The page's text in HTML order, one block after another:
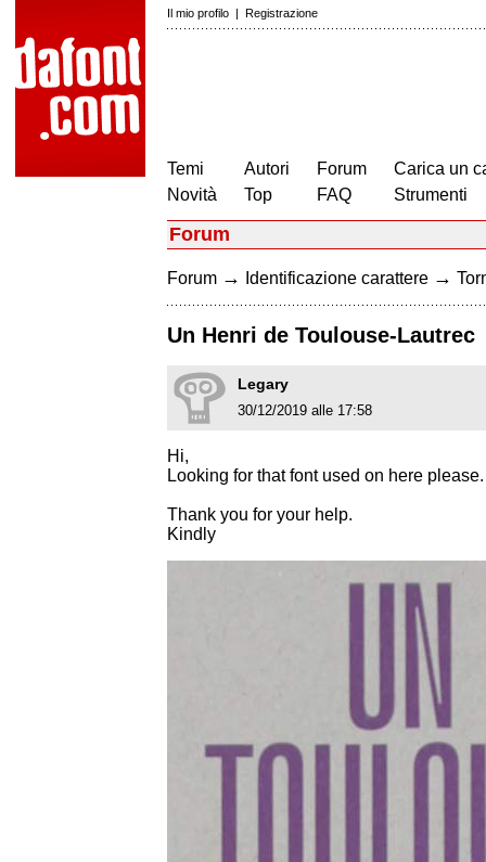
Il mio profilo | Registrazione
Temi
Novità
Autori
Top
Forum
FAQ
Carica un
Strumenti
Forum
Forum → Identificazione carattere →
Un Henri de Toulouse-Lautrec
Legary
30/12/2019 alle 17:58
Hi,
Looking for that font used on here please.
Thank you for your help.
Kindly